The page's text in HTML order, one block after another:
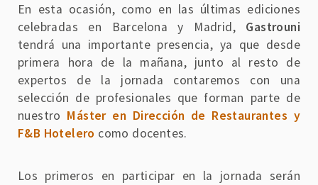
En esta ocasión, como en las últimas ediciones
celebradas en Barcelona y Madrid, Gastrouni
tendrá una importante presencia, ya que desde
primera hora de la mañana, junto al resto de
expertos de la jornada contaremos con una
selección de profesionales que forman parte de
nuestro Máster en Dirección de Restaurantes y
F&B Hotelero como docentes.
Los primeros en participar en la jornada serán